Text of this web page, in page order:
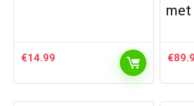
€14.99
met
€